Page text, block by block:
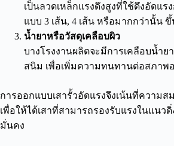
เป็นลวดเหล็กแรงดึงสูงที่ใช้ดึงอัดแร
แบบ 3 เส้น, 4 เส้น หรือมากกว่านั้น
น้ำยาหรือวัสดุเคลือบผิว
บางโรงงานผลิตจะมีการเคลือบน้ำ
สนิม เพื่อเพิ่มความทนทานต่อสภาพ
การออกแบบเสารั้วอัดแรงจึงเน้นที่ความส
เพื่อให้ได้เสาที่สามารถรองรับแรงในแนว
มั่นคง